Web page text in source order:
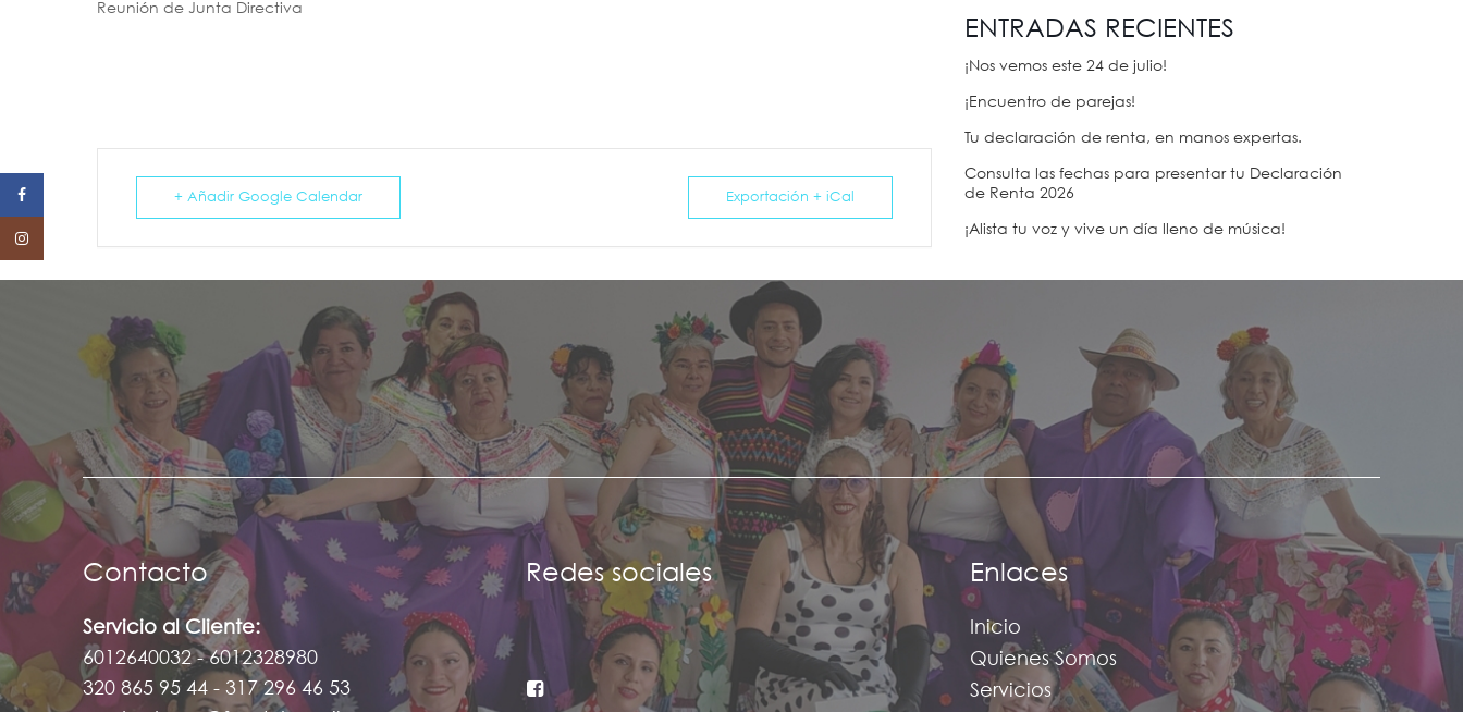
Reunión de Junta Directiva
+ Añadir Google Calendar Exportación + iCal
ENTRADAS RECIENTES
¡Nos vemos este 24 de julio!
¡Encuentro de parejas!
Tu declaración de renta, en manos expertas.
Consulta las fechas para presentar tu Declaración
de Renta 2026
¡Alista tu voz y vive un día lleno de música!
Contacto
Servicio al Cliente:
6012640032 - 6012328980
320 865 95 44 - 317 296 46 53
Redes sociales Enlaces
Inicio
Quienes Somos
Servicios